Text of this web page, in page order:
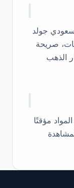
سعودي جولد
صريحة
الذهب
مؤقتًا